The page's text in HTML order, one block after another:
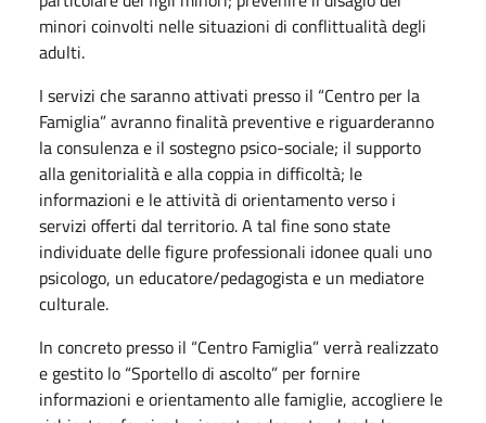
minori coinvolti nelle situazioni di conflittualità degli
adulti.
I servizi che saranno attivati presso il “Centro per la
Famiglia” avranno finalità preventive e riguarderanno
la consulenza e il sostegno psico-sociale; il supporto
alla genitorialità e alla coppia in difficoltà; le
informazioni e le attività di orientamento verso i
servizi offerti dal territorio. A tal fine sono state
individuate delle figure professionali idonee quali uno
psicologo, un educatore/pedagogista e un mediatore
culturale.
In concreto presso il “Centro Famiglia” verrà realizzato
e gestito lo “Sportello di ascolto” per fornire
informazioni e orientamento alle famiglie, accogliere le